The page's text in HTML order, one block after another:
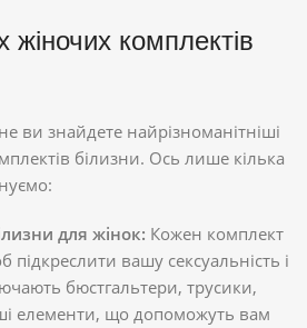
жіночих комплектів
ви знайдете найрізноманітніші
білизни. Ось лише кілька
для жінок: Кожен комплект
вашу сексуальність і
бюстгальтери, трусики,
елементи, що допоможуть вам